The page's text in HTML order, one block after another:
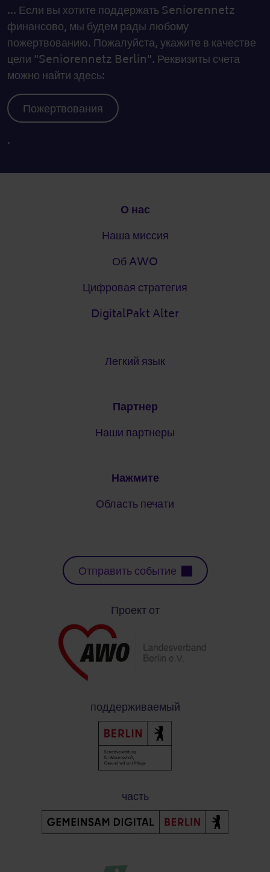
... Если вы хотите поддержать Seniorennetz
финансово, мы будем рады любому
пожертвованию. Пожалуйста, укажите в качестве
цели "Seniorennetz Berlin". Реквизиты счета
можно найти здесь:
Пожертвования
.
О нас
Наша миссия
Об AWO
Цифровая стратегия
DigitalPakt Alter
Легкий язык
Партнер
Наши партнеры
Нажмите
Область печати
Отправить событие
Проект от
поддерживаемый
часть